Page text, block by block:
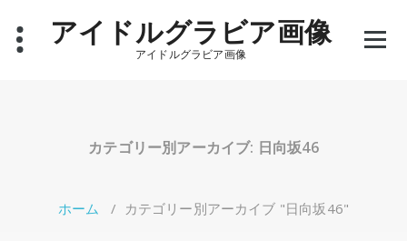
アイドルグラビア画像
アイドルグラビア画像
カテゴリー別アーカイブ: 日向坂46
ホーム / カテゴリー別アーカイブ "日向坂46"